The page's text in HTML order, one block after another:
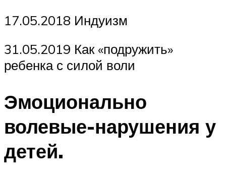
17.05.2018 Индуизм
31.05.2019 Как «подружить»
ребенка с силой воли
Эмоционально
волевые-нарушения у
детей.